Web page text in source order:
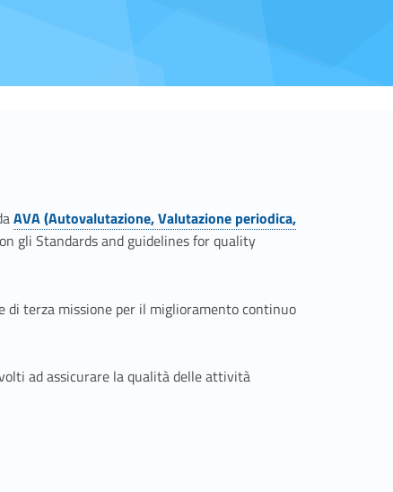
Link identifier #identifier__49671-1
AVA (Autovalutazione, Valutazione periodica,
gli Standards and guidelines for quality
di terza missione per il miglioramento continuo
ad assicurare la qualità delle attività